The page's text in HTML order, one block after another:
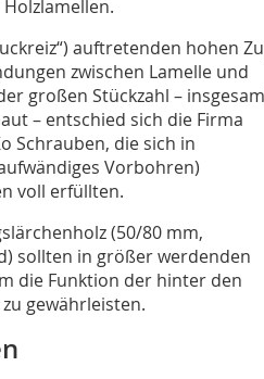
auftretenden hohen
zwischen Lamelle und
großen Stückzahl –
– entschied sich die Firma
Schrauben, die sich in
Vorbohren)
voll erfüllten.
(50/80 mm,
sollten in größer werdenden
die Funktion der hinter den
gewährleisten.